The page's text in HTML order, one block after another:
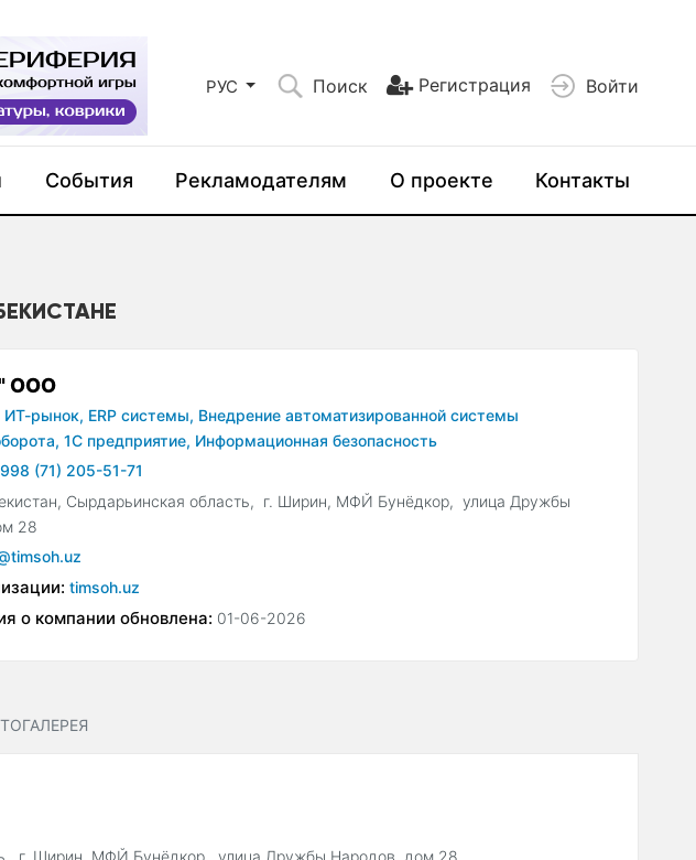
РУС Поиск Регистрация Войти
События Рекламодателям О проекте Контакты
ООО
ИТ-рынок, ERP системы, Внедрение автоматизированной системы
1С предприятие, Информационная безопасность
(71) 205-51-71
Сырдарьинская область, г. Ширин, МФЙ Бунёдкор, улица Дружбы
28
timsoh.uz
о компании обновлена: 01-06-2026
г. Ширин, МФЙ Бунёдкор, улица Дружбы Народов, дом 28